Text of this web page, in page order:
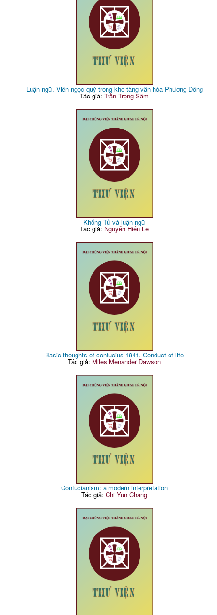
Luận ngữ. Viên ngọc quý trong kho tàng văn hóa Phương Đông
Tác giả:Trần Trọng Sâm
Khổng Tử và luận ngữ
Tác giả: Nguyễn Hiến Lê
Basic thoughts of confucius 1941. Conduct of life
Tác giả: Miles Menander Dawson
Confucianism: a modern interpretation
Tác giả:Chi Yun Chang